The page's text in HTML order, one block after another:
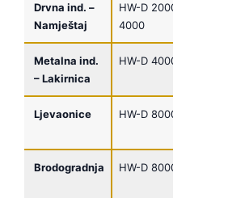
Drvna ind. –
Namještaj
HW-D 2000-
4000
Metalna ind.
– Lakirnica
HW-D 4000
Ljevaonice HW-D 8000
Brodogradnja HW-D 8000